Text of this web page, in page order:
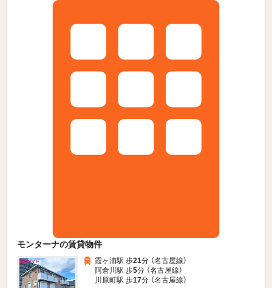
モンターナの賃貸物件
霞ヶ浦駅 歩21分 （名古屋線）
阿倉川駅 歩5分 （名古屋線）
川原町駅 歩17分 （名古屋線）